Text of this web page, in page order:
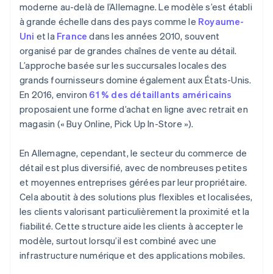
moderne au-delà de l’Allemagne. Le modèle s’est établi
à grande échelle dans des pays comme le Royaume-
Uni et la France dans les années 2010, souvent
organisé par de grandes chaînes de vente au détail.
L’approche basée sur les succursales locales des
grands fournisseurs domine également aux États-Unis.
En 2016, environ 61 % des détaillants américains
proposaient une forme d’achat en ligne avec retrait en
magasin (« Buy Online, Pick Up In-Store »).
En Allemagne, cependant, le secteur du commerce de
détail est plus diversifié, avec de nombreuses petites
et moyennes entreprises gérées par leur propriétaire.
Cela aboutit à des solutions plus flexibles et localisées,
les clients valorisant particulièrement la proximité et la
fiabilité. Cette structure aide les clients à accepter le
modèle, surtout lorsqu’il est combiné avec une
infrastructure numérique et des applications mobiles.